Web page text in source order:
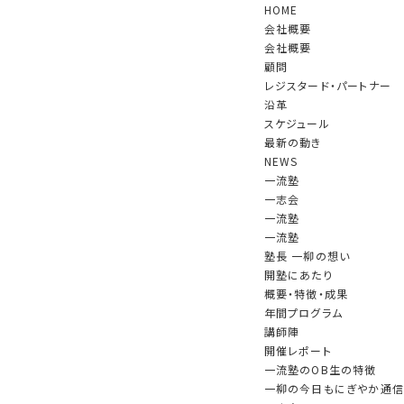
HOME
会社概要
会社概要
顧問
レジスタード・パートナー
沿革
スケジュール
最新の動き
NEWS
一流塾
一志会
一流塾
一流塾
塾長 一柳の想い
開塾にあたり
概要・特徴・成果
年間プログラム
講師陣
開催レポート
一流塾のOB生の特徴
一柳の今日もにぎやか通信